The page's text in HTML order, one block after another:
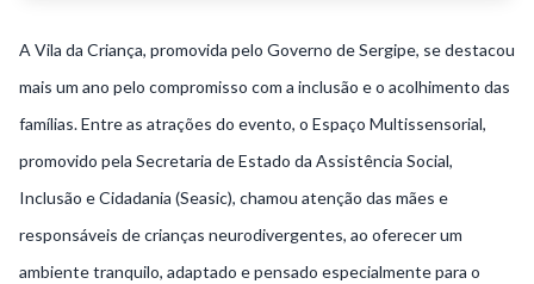
A Vila da Criança, promovida pelo Governo de Sergipe, se destacou
mais um ano pelo compromisso com a inclusão e o acolhimento das
famílias. Entre as atrações do evento, o Espaço Multissensorial,
promovido pela Secretaria de Estado da Assistência Social,
Inclusão e Cidadania (Seasic), chamou atenção das mães e
responsáveis de crianças neurodivergentes, ao oferecer um
ambiente tranquilo, adaptado e pensado especialmente para o